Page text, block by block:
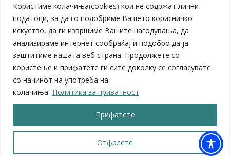
Користиме колачиња(cookies) кои не содржат лични
податоци, за да го подобриме Вашето корисничко
искуство, да ги извршиме Вашите нагодувања, да
анализираме интернет сообраќај и подобро да ја
заштитиме нашата веб страна. Продолжете со
користење и прифатете ги сите доколку се согласувате
со начинот на употреба на
колачиња. Политика за приватност
Отфрлете
Прифатете
ЈПССО „Парк – спорт и паркинзи“
ЛБ „Гоце Делчев“
ЛУ „Народен Музеј“
Влада на Република Северна Македонија
Собрание на Република Северна Македонија
Министерство за финансии
Министерство за транспорт
Министерство за локална самоуправа
Министерство за дигитална трансформација
Министерство за јавна администрација
Министерство за образование и наука
© 2026 Општина Велес | Сите права се задржани
Мапа на веб-страницата|Политика за приватност |Архива